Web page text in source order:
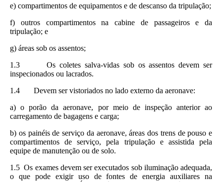
e) compartimentos de equipamentos e de descanso da tripulação;
f) outros compartimentos na cabine de passageiros e da
tripulação; e
g) áreas sob os assentos;
1.3 Os coletes salva-vidas sob os assentos devem ser
inspecionados ou lacrados.
1.4 Devem ser vistoriados no lado externo da aeronave:
a) o porão da aeronave, por meio de inspeção anterior ao
carregamento de bagagens e carga;
b) os painéis de serviço da aeronave, áreas dos trens de pouso e
compartimentos de serviço, pela tripulação e assistida pela
equipe de manutenção ou de solo.
1.5 Os exames devem ser executados sob iluminação adequada,
o que pode exigir uso de fontes de energia auxiliares na